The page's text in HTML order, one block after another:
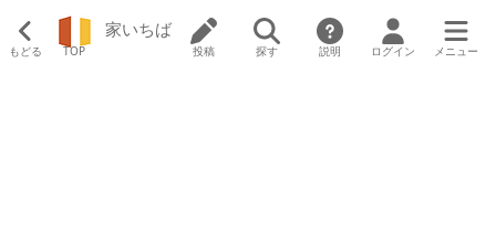
もどる TOP
家いちば
投稿 探す 説明 ログイン メニュー